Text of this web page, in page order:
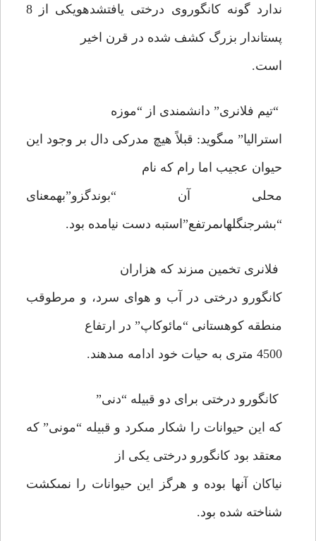
ندارد گونه كانگوروى درختى يافت‏شده‏ويكى از 8
پستاندار بزرگ كشف شده در قرن اخير
است.
“تيم فلانرى” دانشمندى از “موزه
استراليا” مى‏گويد: قبلاً هيچ مدركى دال بر وجود اين
حيوان عجيب اما رام كه نام
محلى آن “بوندگزو”به‏معناى
“بشرجنگلهاى‏مرتفع”است‏به دست نيامده بود.
فلانرى تخمين مى‏زند كه هزاران
كانگورو درختى در آب و هواى سرد، و مرطوقب
منطقه كوهستانى “مائوكاپ” در ارتفاع
4500 مترى به حيات خود ادامه مى‏دهند.
كانگورو درختى براى دو قبيله “دنى”
كه اين حيوانات را شكار مى‏كرد و قبيله “مونى” كه
معتقد بود كانگورو درختى يكى از
نياكان آنها بوده و هرگز اين حيوانات را نمى‏كشت
شناخته شده بود.